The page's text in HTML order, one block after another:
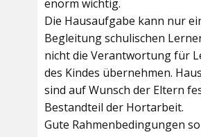
enorm wichtig.
Die Hausaufgabe kann nur
Begleitung schulischen
nicht die Verantwortung für
des Kindes übernehmen.
sind auf Wunsch der Eltern
Bestandteil der Hortarbeit.
Gute Rahmenbedingungen